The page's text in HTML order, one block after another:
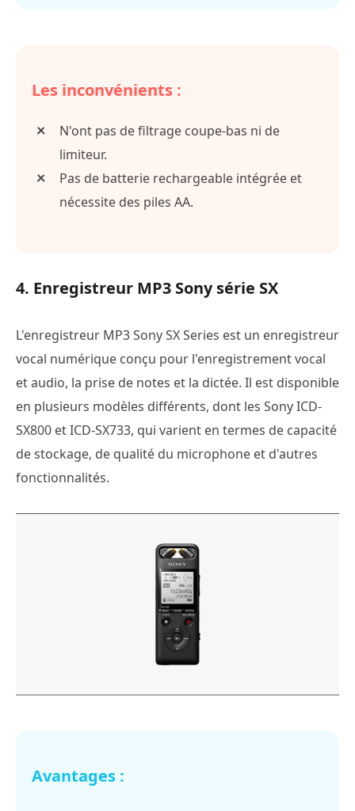
Les inconvénients :
N'ont pas de filtrage coupe-bas ni de
limiteur.
Pas de batterie rechargeable intégrée et
nécessite des piles AA.
4. Enregistreur MP3 Sony série SX
L'enregistreur MP3 Sony SX Series est un enregistreur
vocal numérique conçu pour l'enregistrement vocal
et audio, la prise de notes et la dictée. Il est disponible
en plusieurs modèles différents, dont les Sony ICD-
SX800 et ICD-SX733, qui varient en termes de capacité
de stockage, de qualité du microphone et d'autres
fonctionnalités.
Avantages :